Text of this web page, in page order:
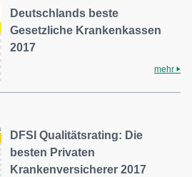
Deutschlands beste
Gesetzliche Krankenkassen
2017
mehr
DFSI Qualitätsrating: Die
besten Privaten
Krankenversicherer 2017